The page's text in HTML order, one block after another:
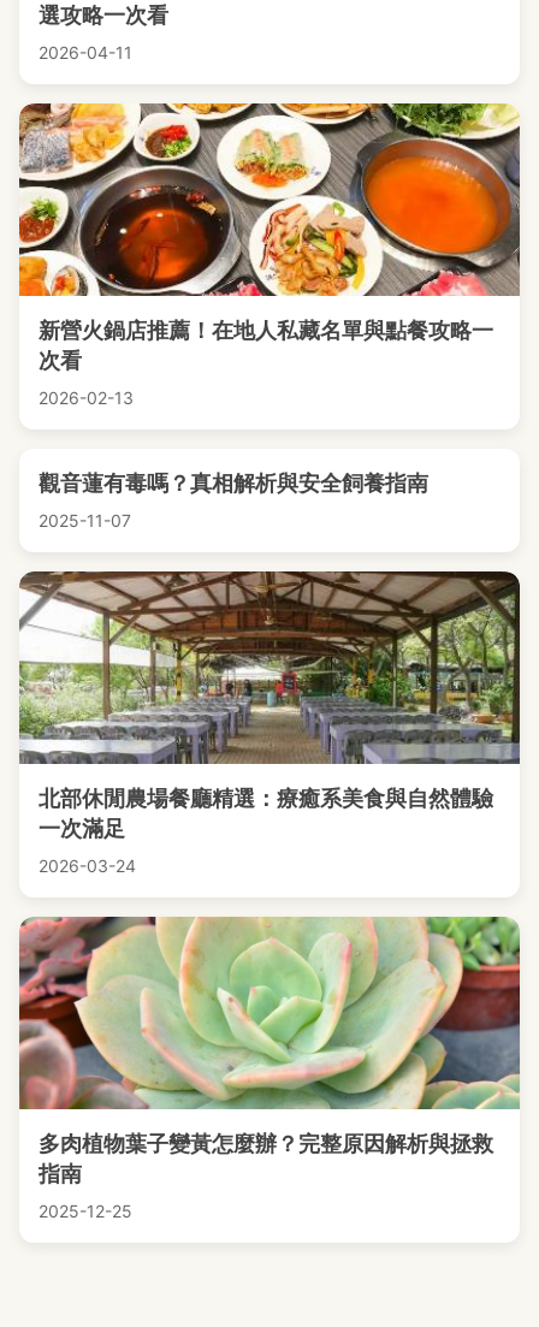
選攻略一次看
2026-04-11
新營火鍋店推薦！在地人私藏名單與點餐攻略一
次看
2026-02-13
觀音蓮有毒嗎？真相解析與安全飼養指南
2025-11-07
北部休閒農場餐廳精選：療癒系美食與自然體驗
一次滿足
2026-03-24
多肉植物葉子變黃怎麼辦？完整原因解析與拯救
指南
2025-12-25